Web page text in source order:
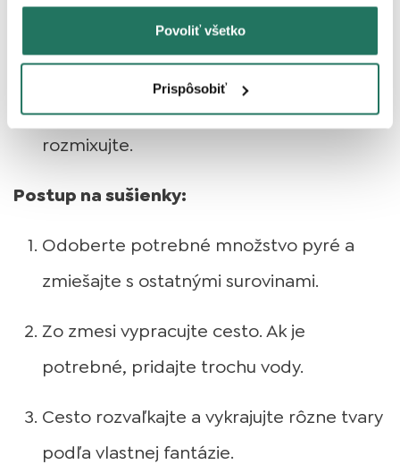
Povoliť všetko
Prispôsobiť
minút). Hotovosť skontrolujete špajdľou –
mala by ľahko prejsť dužinou.
Nechajte trochu vychladnúť a potom
rozmixujte.
Postup na sušienky:
Odoberte potrebné množstvo pyré a
zmiešajte s ostatnými surovinami.
Zo zmesi vypracujte cesto. Ak je
potrebné, pridajte trochu vody.
Cesto rozvaľkajte a vykrajujte rôzne tvary
podľa vlastnej fantázie.